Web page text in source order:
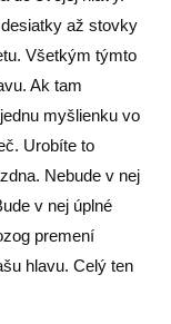
až stovky
Všetkým týmto
Ak tam
myšlienku vo
Urobíte to
Nebude v nej
v nej úplné
premení
hlavu. Celý ten